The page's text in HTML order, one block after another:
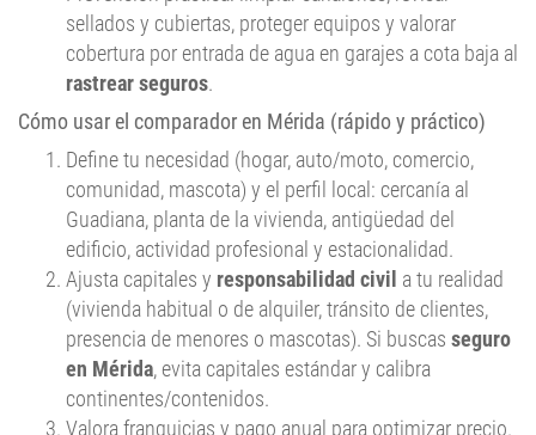
cobertura por entrada de agua en garajes a cota baja al
rastrear seguros.
Cómo usar el comparador en Mérida (rápido y práctico)
Define tu necesidad (hogar, auto/moto, comercio,
comunidad, mascota) y el perfil local: cercanía al
Guadiana, planta de la vivienda, antigüedad del
edificio, actividad profesional y estacionalidad.
Ajusta capitales y responsabilidad civila tu realidad
(vivienda habitual o de alquiler, tránsito de clientes,
presencia de menores o mascotas). Si buscasseguro
en Mérida, evita capitales estándar y calibra
continentes/contenidos.
Valora franquicias y pago anual para optimizar precio.
Útil en seguros en Méridacon riesgo estacional o